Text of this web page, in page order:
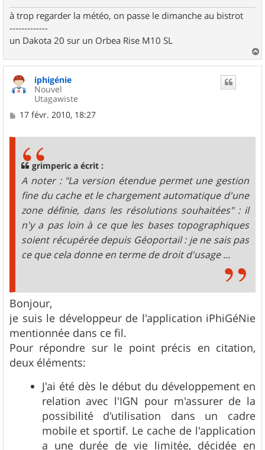
à trop regarder la météo, on passe le dimanche au bistrot
-------------
un Dakota 20 sur un Orbea Rise M10 SL
a
iphigénie
Nouvel
Utagawiste
M17 févr. 2010, 18:27
grimperic a écrit :
A noter : "La version étendue permet une gestion
fine du cache et le chargement automatique d'une
zone définie, dans les résolutions souhaitées" : il
n'y a pas loin à ce que les bases topographiques
soient récupérée depuis Géoportail : je ne sais pas
ce que cela donne en terme de droit d'usage ...
Bonjour,
je suis le développeur de l'application iPhiGéNie
mentionnée dans ce fil.
Pour répondre sur le point précis en citation,
deux éléments:
J'ai été dès le début du développement en
relation avec l'IGN pour m'assurer de la
possibilité d'utilisation dans un cadre
mobile et sportif. Le cache de l'application
a une durée de vie limitée, décidée en